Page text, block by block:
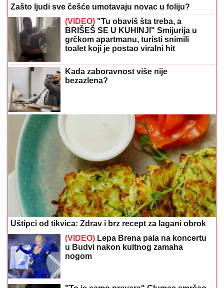
Zašto ljudi sve češće umotavaju novac u foliju?
(VIDEO) "Tu obaviš šta treba, a
BRIŠEŠ SE U KUHINJI" Smijurija u
grčkom apartmanu, turisti snimili
toalet koji je postao viralni hit
Kada zaboravnost više nije
bezazlena?
Uštipci od tikvica: Zdrav i brz recept za lagani obrok
(VIDEO) Lepa Brena pala na koncertu
u Budvi nakon kultnog zamaha
nogom